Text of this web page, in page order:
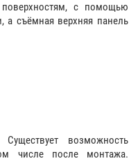
поверхностям, с помощью
а съёмная верхняя панель
возможность
числе после монтажа.